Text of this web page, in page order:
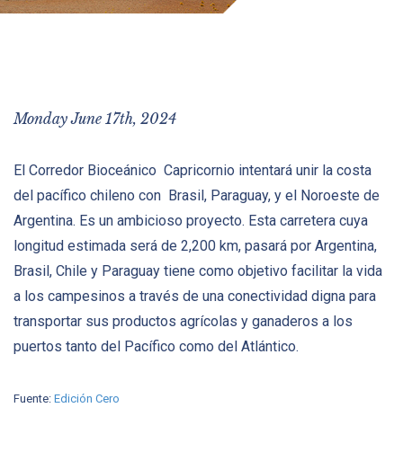
Monday June 17th, 2024
El Corredor Bioceánico Capricornio intentará unir la costa
del pacífico chileno con Brasil, Paraguay, y el Noroeste de
Argentina. Es un ambicioso proyecto. Esta carretera cuya
longitud estimada será de 2,200 km, pasará por Argentina,
Brasil, Chile y Paraguay tiene como objetivo facilitar la vida
a los campesinos a través de una conectividad digna para
transportar sus productos agrícolas y ganaderos a los
puertos tanto del Pacífico como del Atlántico.
Fuente: Edición Cero